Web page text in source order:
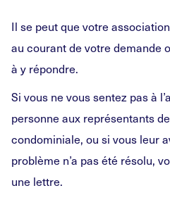
Il se peut que votre
au courant de votre demande
à y répondre.
Si vous ne vous sentez pas à
personne aux représentants
condominiale, ou si vous leur
problème n’a pas été résolu,
une lettre.